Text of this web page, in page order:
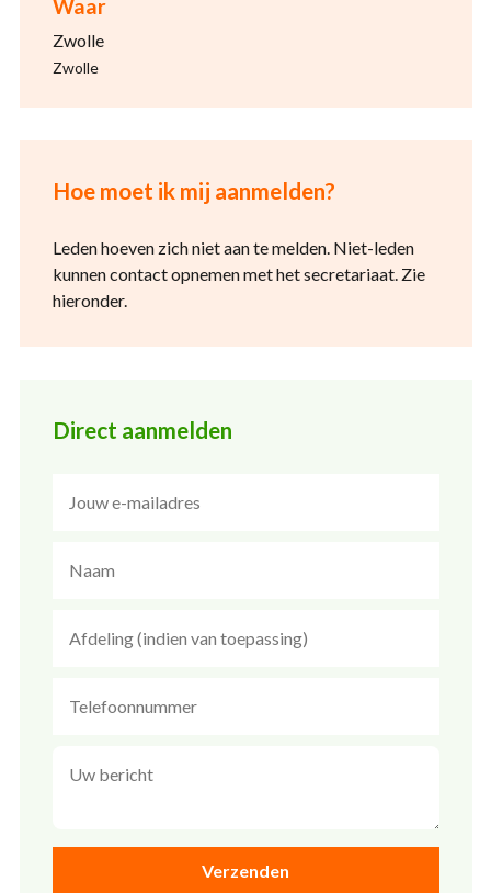
Waar
Zwolle
Zwolle
Hoe moet ik mij aanmelden?
Leden hoeven zich niet aan te melden. Niet-leden
kunnen contact opnemen met het secretariaat. Zie
hieronder.
Direct aanmelden